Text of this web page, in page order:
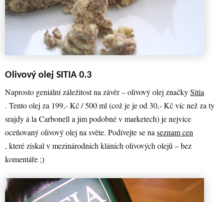
Olivový olej SITIA 0.3
Naprosto geniální záležitost na závěr – olivový olej značkySitia
. Tento olej za 199,- Kč / 500 ml (což je je od 30,- Kč víc než za ty
srajdy á la Carbonell a jim podobné v marketech) je nejvíce
oceňovaný olivový olej na světe. Podívejte se na seznam cen
, které získal v mezinárodních kláních olivových olejů – bez
komentáře ;)